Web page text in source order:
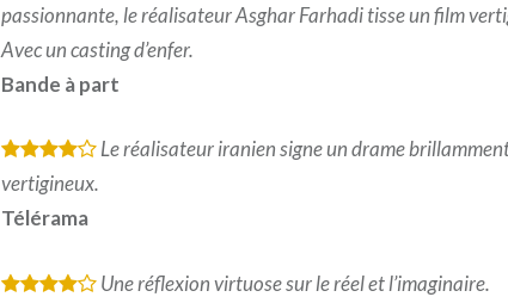
passionnante, le réalisateur Asghar Farhadi tisse un film
Avec un casting d’enfer.
Bande à part
* * * *
Le réalisateur iranien signe un drame
vertigineux.
Télérama
* * * *
Une réflexion virtuose sur le réel et l’imaginaire.